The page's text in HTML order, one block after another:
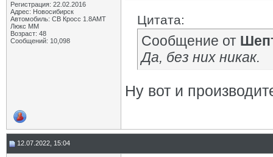
Регистрация: 22.02.2016
Адрес: Новосибирск
Автомобиль: СВ Кросс 1.8АМТ
Люкс ММ
Возраст: 48
Сообщений: 10,098
Цитата:
Сообщение от
Да, без них никак.
Ну вот и
12.07.2022, 15:04